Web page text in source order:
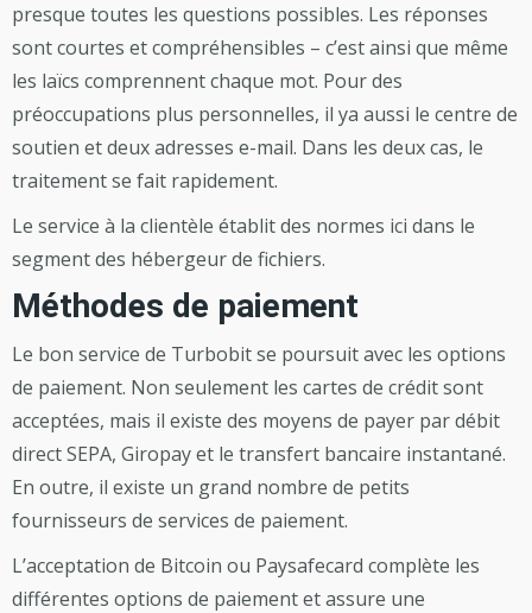
presque toutes les questions possibles. Les réponses
sont courtes et compréhensibles – c’est ainsi que même
les laïcs comprennent chaque mot. Pour des
préoccupations plus personnelles, il ya aussi le centre de
soutien et deux adresses e-mail. Dans les deux cas, le
traitement se fait rapidement.
Le service à la clientèle établit des normes ici dans le
segment des hébergeur de fichiers.
Méthodes de paiement
Le bon service de Turbobit se poursuit avec les options
de paiement. Non seulement les cartes de crédit sont
acceptées, mais il existe des moyens de payer par débit
direct SEPA, Giropay et le transfert bancaire instantané.
En outre, il existe un grand nombre de petits
fournisseurs de services de paiement.
L’acceptation de Bitcoin ou Paysafecard complète les
différentes options de paiement et assure une